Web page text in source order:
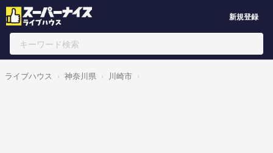
新規登録
ライブハウス 神奈川県 川崎市